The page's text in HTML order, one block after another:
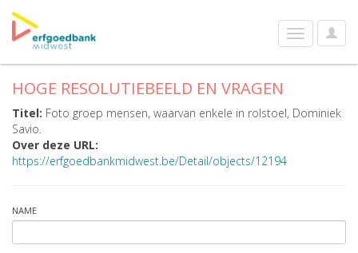
User
Toggle
navigation
HOGE RESOLUTIEBEELD EN VRAGEN
Titel: Foto groep mensen, waarvan enkele in rolstoel, Dominiek
Savio.
Over deze URL:
https://erfgoedbankmidwest.be/Detail/objects/12194
NAME